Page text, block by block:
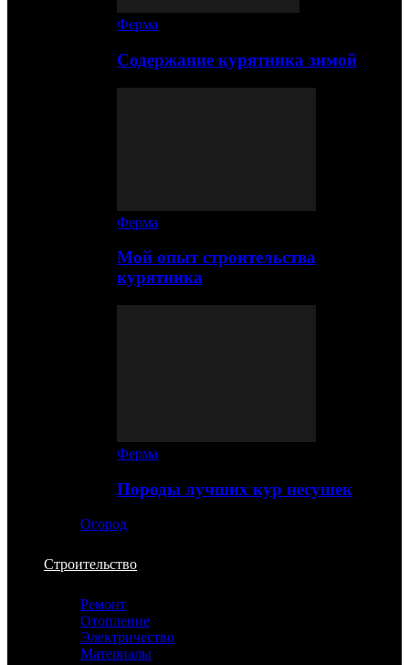
Ферма
Содержание курятника зимой
Ферма
Мой опыт строительства
курятника
Ферма
Породы лучших кур несушек
Огород
Строительство
Ремонт
Отопление
Электричество
Материалы